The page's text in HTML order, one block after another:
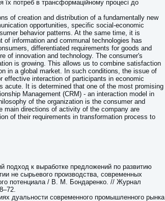
їх потреб в трансформаційному процесі до
of creation and distribution of a fundamentally new
opportunities, specific social-economic
behavior patterns. At the same time, it is
of information and communal technologies has
differentiated requirements for goods and
of innovation and technology. The consumer's
is growing. This allows us to combine satisfaction
in a global market. In such conditions, the issue of
effective interaction of participants in economic
acute. It is determined that one of the most promising
Management (CRM) - an interaction model in
of the organization is the consumer and
main directions of activity of the company are
of their requirements in transformation process to
подход к выработке предложений по развитию
не сырьевого производства, современных
потенциала / В. М. Бондаренко. // Журнал
дуальности современного промышленного рынка